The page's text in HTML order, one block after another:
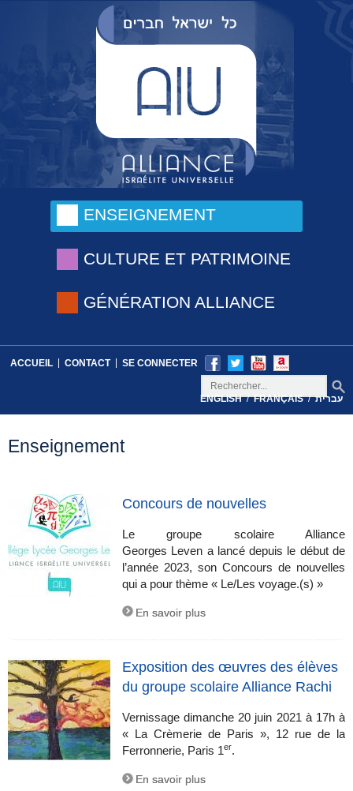
ENSEIGNEMENT
CULTURE ET PATRIMOINE
GÉNÉRATION ALLIANCE
ACCUEIL | CONTACT | SE CONNECTER
ENGLISH / FRANÇAIS / עברית
Enseignement
Concours de nouvelles
Le groupe scolaire Alliance
Georges Leven a lancé depuis le début de
l’année 2023, son Concours de nouvelles
qui a pour thème « Le/Les voyage.(s) »
En savoir plus
Exposition des œuvres des élèves
du groupe scolaire Alliance Rachi
Vernissage dimanche 20 juin 2021 à 17h à
« La Crèmerie de Paris », 12 rue de la
Ferronnerie, Paris 1er.
En savoir plus